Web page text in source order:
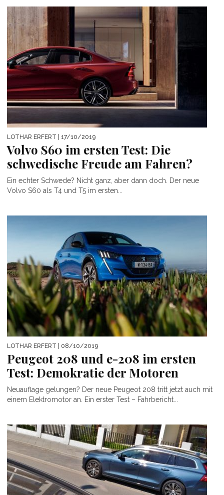
LOTHAR ERFERT | 17/10/2019
Volvo S60 im ersten Test: Die
schwedische Freude am Fahren?
Ein echter Schwede? Nicht ganz, aber dann doch. Der neue
Volvo S60 als T4 und T5 im ersten...
LOTHAR ERFERT | 08/10/2019
Peugeot 208 und e-208 im ersten
Test: Demokratie der Motoren
Neuauflage gelungen? Der neue Peugeot 208 tritt jetzt auch mit
einem Elektromotor an. Ein erster Test – Fahrbericht...